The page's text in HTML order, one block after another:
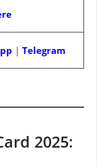
| Telegram
2025: